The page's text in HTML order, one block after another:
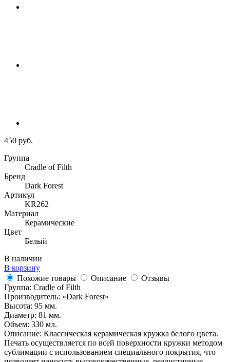
450 руб.
Группа
Cradle of Filth
Бренд
Dark Forest
Артикул
KR262
Материал
Керамические
Цвет
Белый
В наличии
В корзину
Похожие товары
Описание
Отзывы
Группа: Cradle of Filth
Производитель: «Dark Forest»
Высота: 95 мм.
Диаметр: 81 мм.
Объем: 330 мл.
Описание: Классическая керамическая кружка белого цвета.
Печать осуществляется по всей поверхности кружки методом
сублимации с использованием специального покрытия, что